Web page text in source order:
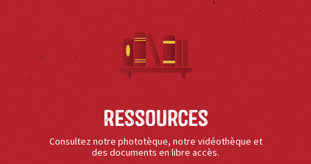
Ressources
Consultez notre phototèque, notre vidéothèque et
des documents en libre accès.